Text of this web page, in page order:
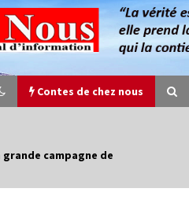
Contes de chez nous
campagne de